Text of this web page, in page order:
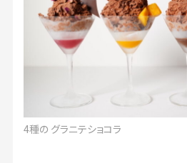
4種の グラニテショコラ